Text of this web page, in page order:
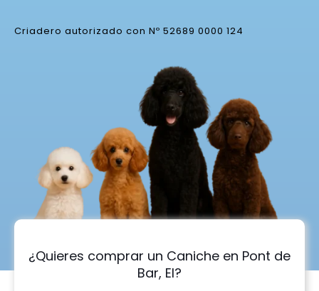
Criadero autorizado con Nº 52689 0000 124
¿Quieres comprar un Caniche en Pont de
Bar, El?